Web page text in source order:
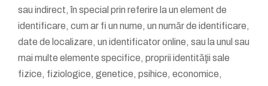
sau indirect, în special prin referire la un element de
identificare, cum ar fi un nume, un număr de identificare,
date de localizare, un identificator online, sau la unul sau
mai multe elemente specifice, proprii identităţii sale
fizice, fiziologice, genetice, psihice, economice,